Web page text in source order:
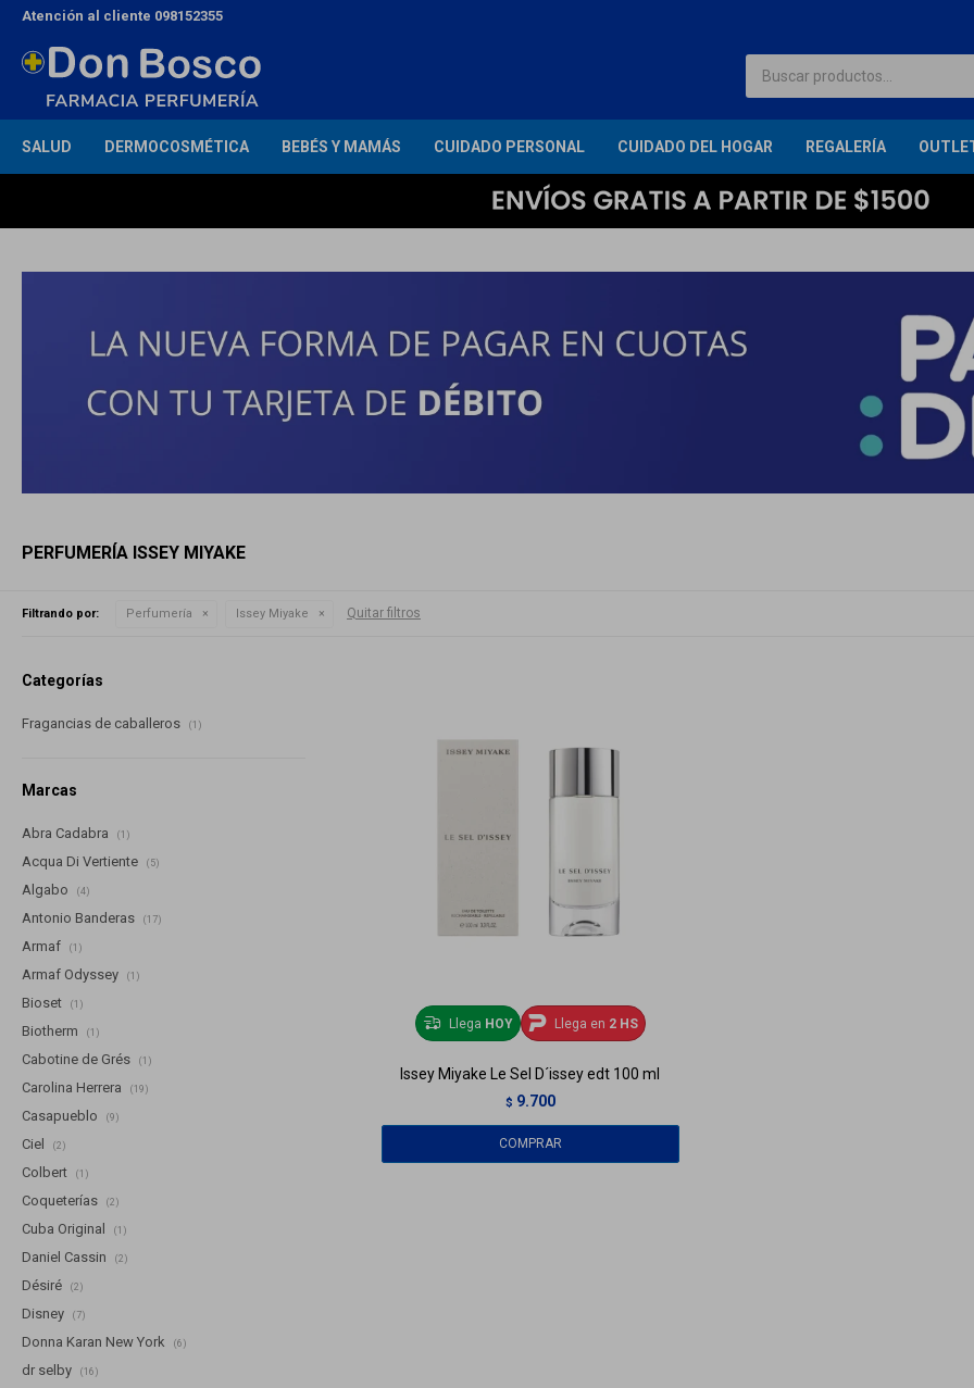
SALUD DERMOCOSMÉTICA BEBÉS Y MAMÁS CUIDADO PERSONAL CUIDADO DEL HOGAR REGALERÍA
Atención al cliente 098152355
PERFUMERÍA ISSEY MIYAKE
Filtrando por: Perfumería Issey Miyake Quitar filtros
Llega HOY Llega en 2 HS
Issey Miyake Le Sel D´issey edt 100 ml
$ 9.700
Categorías
Fragancias de caballeros (1)
Marcas
Abra Cadabra (1)
Acqua Di Vertiente (5)
Algabo (4)
Antonio Banderas (17)
Armaf (1)
Armaf Odyssey (1)
Bioset (1)
Biotherm (1)
Cabotine de Grés (1)
Carolina Herrera (19)
Casapueblo (9)
Ciel (2)
Colbert (1)
Coqueterías (2)
Cuba Original (1)
Daniel Cassin (2)
Désiré (2)
Disney (7)
Donna Karan New York (6)
dr selby (16)